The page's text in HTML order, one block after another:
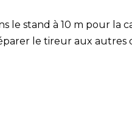
le stand à 10 m pour la
le tireur aux autres